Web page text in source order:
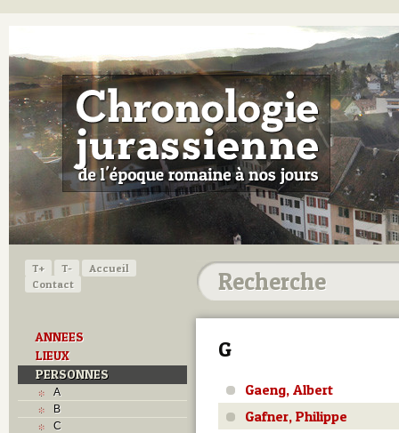
T+ T-
Accueil
Contact
ANNEES
LIEUX
PERSONNES
A
B
C
G
Gaeng, Albert
Gafner, Philippe